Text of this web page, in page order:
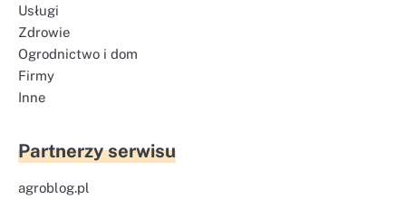
Usługi
Zdrowie
Ogrodnictwo i dom
Firmy
Inne
Partnerzy serwisu
agroblog.pl